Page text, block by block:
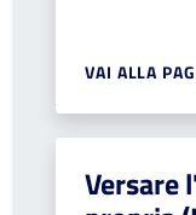
VAI ALLA
Versare